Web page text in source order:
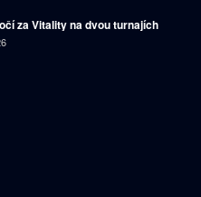
za Vitality na dvou turnajích